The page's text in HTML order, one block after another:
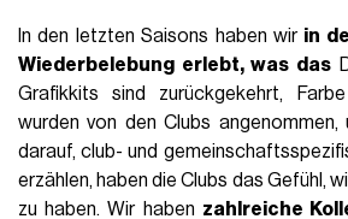
In den letzten Saisons haben wir in
Wiederbelebung erlebt, was das
Grafikkits sind zurückgekehrt,
wurden von den Clubs angenommen,
darauf, club- und
erzählen, haben die Clubs das Gefühl,
zu haben. Wir haben zahlreiche